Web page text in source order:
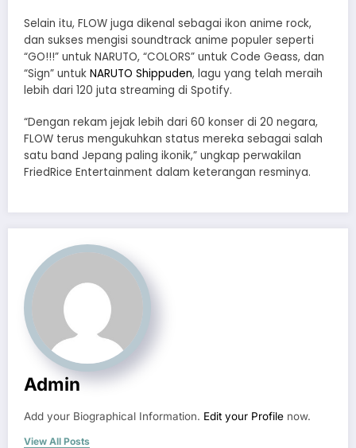
Selain itu, FLOW juga dikenal sebagai ikon anime rock,
dan sukses mengisi soundtrack anime populer seperti
“GO!!!” untuk NARUTO, “COLORS” untuk Code Geass, dan
“Sign” untuk NARUTO Shippuden, lagu yang telah meraih
lebih dari 120 juta streaming di Spotify.
“Dengan rekam jejak lebih dari 60 konser di 20 negara,
FLOW terus mengukuhkan status mereka sebagai salah
satu band Jepang paling ikonik,” ungkap perwakilan
FriedRice Entertainment dalam keterangan resminya.
Admin
Add your Biographical Information. Edit your Profile now.
View All Posts